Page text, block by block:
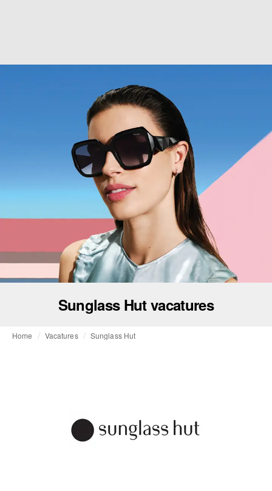
Sunglass Hut vacatures
Home Vacatures Sunglass Hut